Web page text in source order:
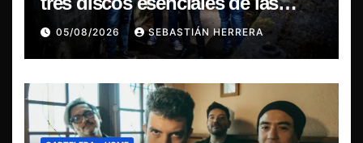
leyendas del doom
05/08/2026 SEBASTIÁN HERRERA